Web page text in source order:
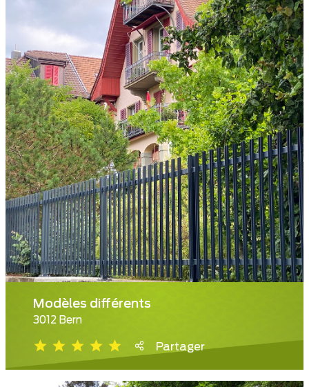
Modèles différents
3012 Bern
Partager